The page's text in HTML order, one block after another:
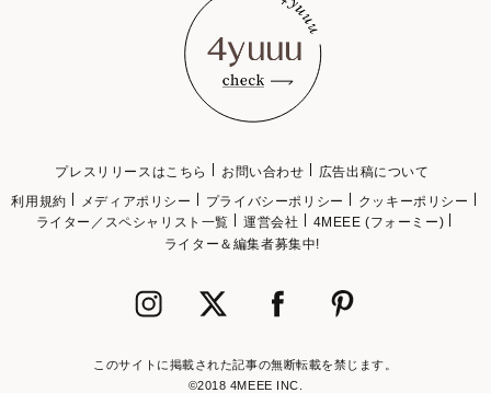
プレスリリースはこちら お問い合わせ
広告出稿について
利用規約
メディアポリシー プライバシーポリシー
クッキーポリシー
ライター／スペシャリスト一覧
運営会社
4MEEE (フォーミー)
ライター＆編集者募集中!
このサイトに掲載された記事の無断転載を禁じます。
©2018 4MEEE INC.